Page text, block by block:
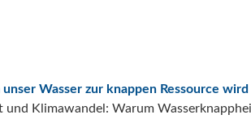
in München!
ersten Verfassungsklage auf bessere
können. Melden Sie sich zu unseren
"ProFume"
als CO₂
Wasser zur knappen Ressource
und Klimawandel: Warum